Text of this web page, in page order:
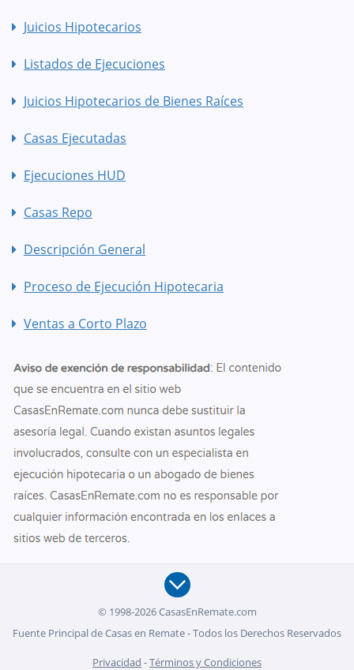
Juicios Hipotecarios
Listados de Ejecuciones
Juicios Hipotecarios de Bienes Raíces
Casas Ejecutadas
Ejecuciones HUD
Casas Repo
Descripción General
Proceso de Ejecución Hipotecaria
Ventas a Corto Plazo
© 1998-2026 CasasEnRemate.com
Fuente Principal de Casas en Remate - Todos los Derechos Reservados
Privacidad -Términos y Condiciones